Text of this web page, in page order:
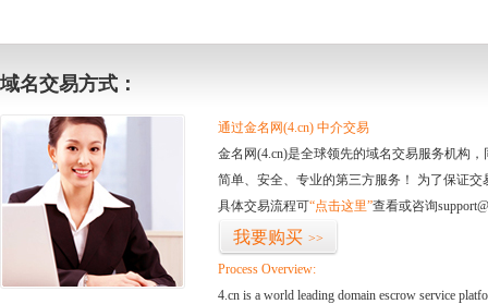
域名交易方式：
通过金名网(4.cn) 中介交易
金名网(4.cn)是全球领先的域名交易服务机构
简单、安全、专业的第三方服务！ 为了保证
具体交易流程可“点击这里”查看或咨询
我要购买 >>
Process Overview:
4.cn is a world leading domain escrow service